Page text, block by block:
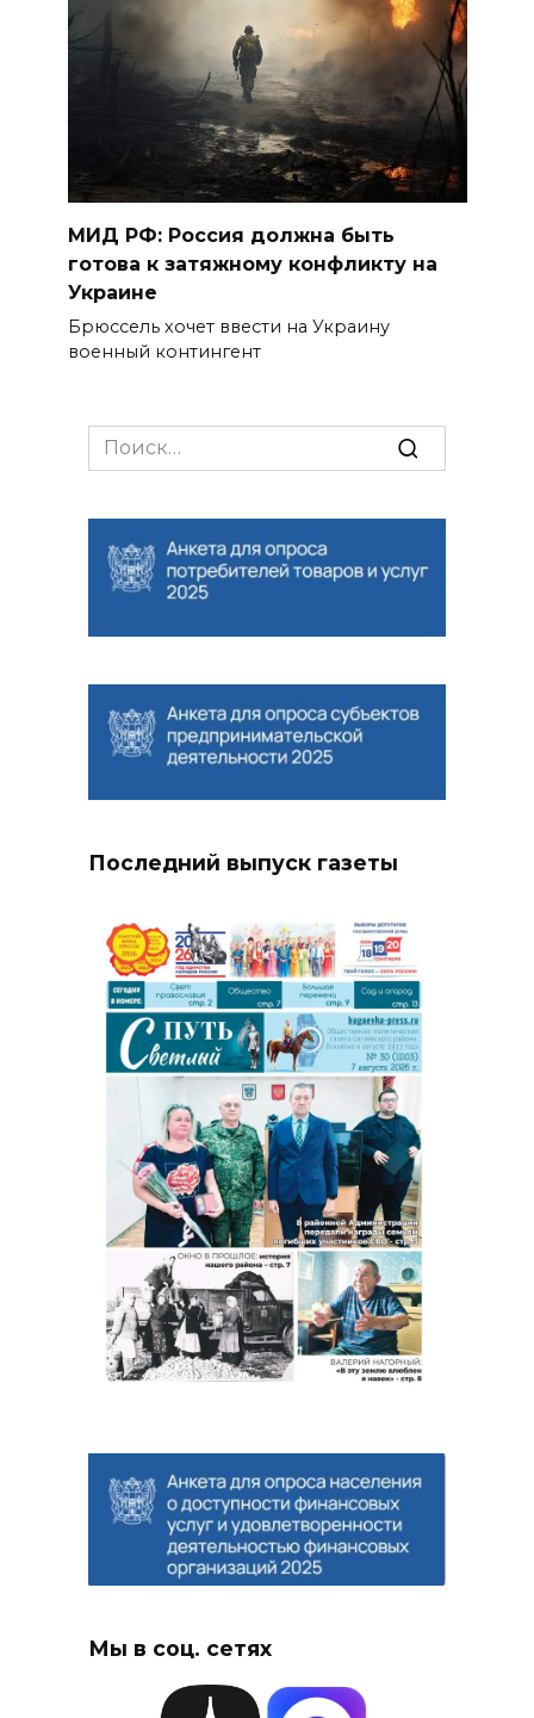
МИД РФ: Россия должна быть
готова к затяжному конфликту на
Украине
Брюссель хочет ввести на Украину
военный контингент
Search
for:
Последний выпуск газеты
Мы в соц. сетях